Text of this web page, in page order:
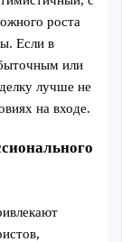
роста
Если в
или
лучше не
на входе.